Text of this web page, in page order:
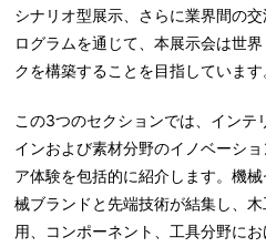
シナリオ型展示、さらに業界間の
ログラムを通じて、本展示会は世
クを構築することを目指しています
この3つのセクションでは、インテ
インおよび素材分野のイノベーシ
ア体験を包括的に紹介します。機
械ブランドと先端技術が結集し、
用、コンポーネント、工具分野に